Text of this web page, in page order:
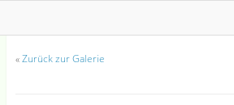
«Zurück zur Galerie